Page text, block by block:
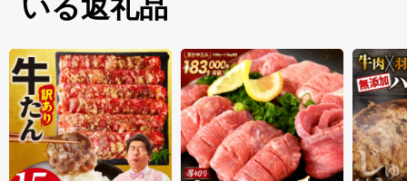
いる返礼品